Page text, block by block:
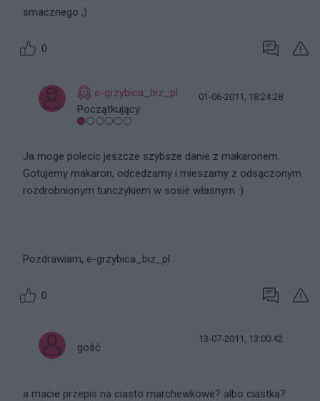
smacznego ;)
0
e-grzybica_biz_pl
Początkujący
01-06-2011, 18:24:28
Ja moge polecic jeszcze szybsze danie z makaronem.
Gotujemy makaron, odcedzamy i mieszamy z odsączonym
rozdrobnionym tunczykiem w sosie własnym :)
Pozdrawiam, e-grzybica_biz_pl .
0
gość
13-07-2011, 13:00:42
a macie przepis na ciasto marchewkowe? albo ciastka?